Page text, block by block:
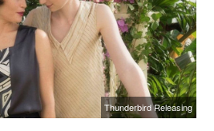
Thunderbird Releasing